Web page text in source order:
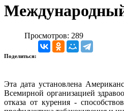
Международный
Просмотров: 289
Поделиться:
Эта дата установлена
Всемирной организацией
отказа от курения -